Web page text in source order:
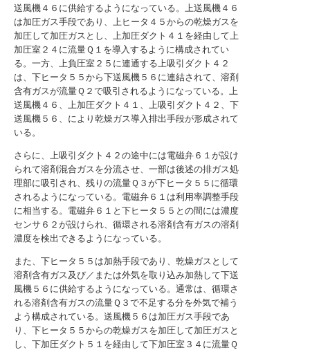
送風機４６に供給するようになっている。上送風機４６
は加圧ガス手段であり、上ヒータ４５からの乾燥ガスを
加圧して加圧ガスとし、上加圧ダクト４１を経由して上
加圧室２４に流量Ｑ１を導入するように構成されてい
る。一方、上負圧室２５に連通する上吸引ダクト４２
は、下ヒータ５５から下送風機５６に連結されて、溶剤
含有ガスが流量Ｑ２で吸引されるようになっている。上
送風機４６、上加圧ダクト４１、上吸引ダクト４２、下
送風機５６、により乾燥ガス導入排出手段が形成されて
いる。
さらに、上吸引ダクト４２の途中には電磁弁６１が設け
られて溶剤混合ガスを分流させ、一部は後述の排ガス処
理部に吸引され、残りの流量Ｑ３が下ヒータ５５に循環
されるようになっている。電磁弁６１は利用率調整手段
に相当する。電磁弁６１と下ヒータ５５との間には濃度
センサ６２が設けられ、循環される溶剤含有ガスの溶剤
濃度を検出できるようになっている。
また、下ヒータ５５は加熱手段であり、乾燥ガスとして
溶剤含有ガス及び／または外気を取り込み加熱して下送
風機５６に供給するようになっている。通常は、循環さ
れる溶剤含有ガスの流量Ｑ３で不足する分を外気で補う
よう構成されている。送風機５６は加圧ガス手段であ
り、下ヒータ５５からの乾燥ガスを加圧して加圧ガスと
し、下加圧ダクト５１を経由して下加圧室３４に流量Ｑ